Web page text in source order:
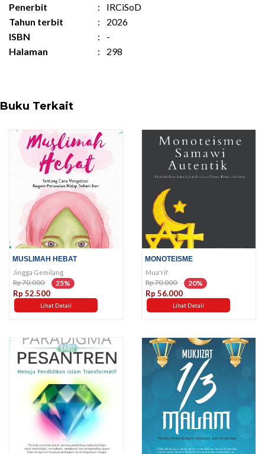
Penerbit :
IRCiSoD
Tahun terbit
:
2026
ISBN
:
-
Halaman
: 298
Buku Terkait
MUSLIMAH HEBAT
Jingga Gemilang
Rp 70.000 25%
Rp 52.500
Lihat Detail
MONOTEISME
Mua'rif
Rp 70.000 20%
Rp 56.000
Lihat Detail